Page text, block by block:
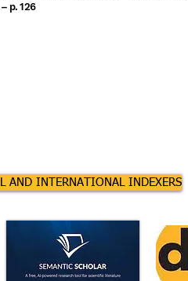
– p. 126
AND INTERNATIONAL INDEXERS